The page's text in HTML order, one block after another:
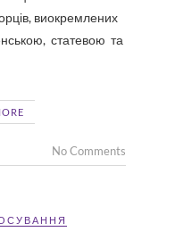
виокремлених
статевою та
No Comments